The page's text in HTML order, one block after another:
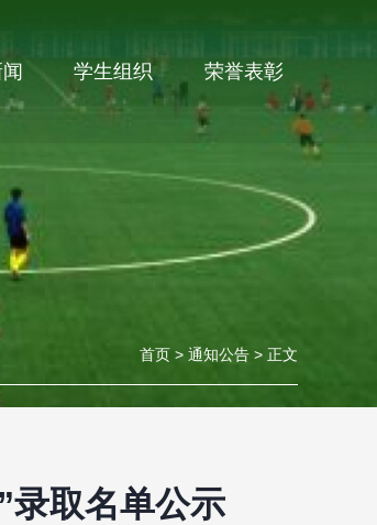
学生组织 荣誉表彰
首页 > 通知公告 > 正文
录取名单公示